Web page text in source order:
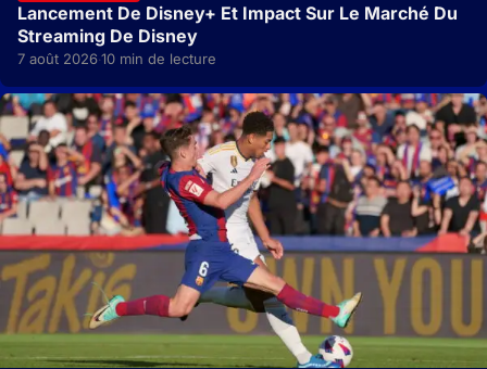
Lancement De Disney+ Et Impact Sur Le Marché Du
Streaming De Disney
7 août 2026·10 min de lecture